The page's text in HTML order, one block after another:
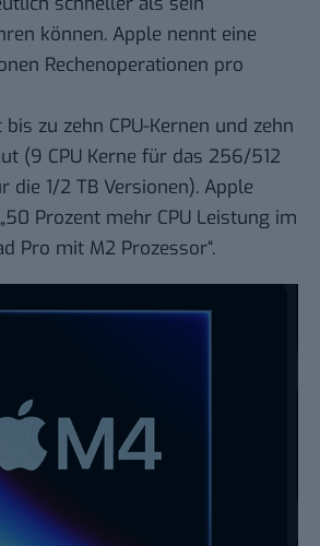
können. Apple nennt eine
Rechenoperationen pro
zu zehn CPU-Kernen und zehn
(9 CPU Kerne für das 256/512
die 1/2 TB Versionen). Apple
Prozent mehr CPU Leistung im
Pro mit M2 Prozessor“.